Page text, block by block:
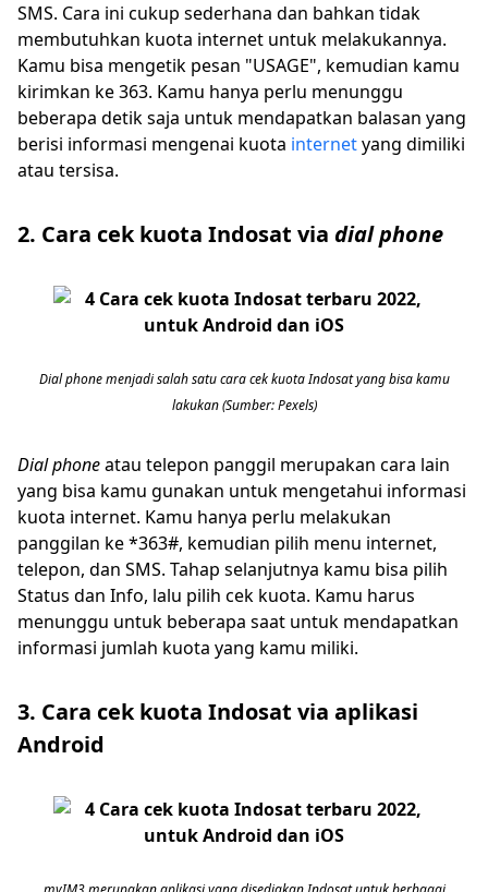
SMS. Cara ini cukup sederhana dan bahkan tidak
membutuhkan kuota internet untuk melakukannya.
Kamu bisa mengetik pesan "USAGE", kemudian kamu
kirimkan ke 363. Kamu hanya perlu menunggu
beberapa detik saja untuk mendapatkan balasan yang
berisi informasi mengenai kuota internetyang dimiliki
atau tersisa.
2. Cara cek kuota Indosat via dial phone
Dial phone menjadi salah satu cara cek kuota Indosat yang bisa kamu
lakukan (Sumber: Pexels)
Dial phoneatau telepon panggil merupakan cara lain
yang bisa kamu gunakan untuk mengetahui informasi
kuota internet. Kamu hanya perlu melakukan
panggilan ke *363#, kemudian pilih menu internet,
telepon, dan SMS. Tahap selanjutnya kamu bisa pilih
Status dan Info, lalu pilih cek kuota. Kamu harus
menunggu untuk beberapa saat untuk mendapatkan
informasi jumlah kuota yang kamu miliki.
3. Cara cek kuota Indosat via aplikasi
Android